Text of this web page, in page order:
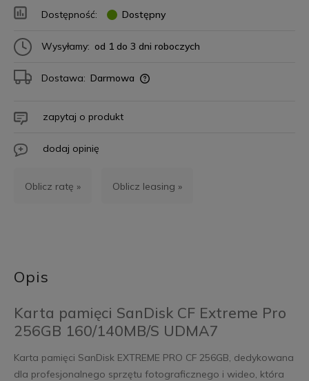
Dostępność: Dostępny
Wysyłamy: od 1 do 3 dni roboczych
Dostawa: Darmowa
zapytaj o produkt
dodaj opinię
Oblicz ratę » Oblicz leasing »
Opis
Karta pamięci SanDisk CF Extreme Pro
256GB 160/140MB/S UDMA7
Karta pamięci SanDisk EXTREME PRO CF 256GB, dedykowana
dla profesjonalnego sprzętu fotograficznego i wideo, która